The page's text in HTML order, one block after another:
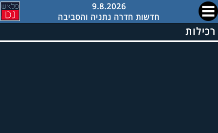
9.8.2026
חדשות חדרה נתניה והסביבה
רכילות